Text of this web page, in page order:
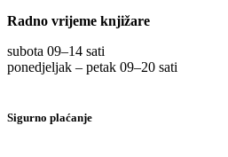
Radno vrijeme knjižare
subota 09–14 sati
ponedjeljak – petak 09–20 sati
Sigurno plaćanje